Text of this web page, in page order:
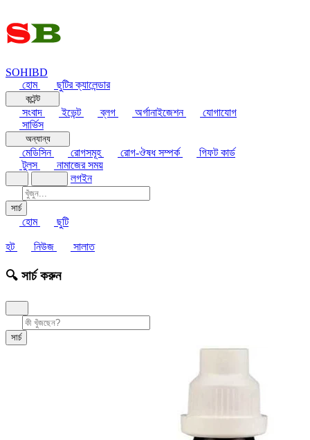
SOHIBD
হোম
ছুটির ক্যালেন্ডার
কন্টেন্ট
সংবাদ ইভেন্ট ব্লগ অর্গানাইজেশন
যোগাযোগ
সার্ভিস
অন্যান্য
মেডিসিন রোগসমূহ রোগ-ঔষধ সম্পর্ক
গিফট কার্ড
টুলস
নামাজের সময়
লগইন
সার্চ
হোম ছুটি
হট নিউজ সালাত
🔍 সার্চ করুন
সার্চ